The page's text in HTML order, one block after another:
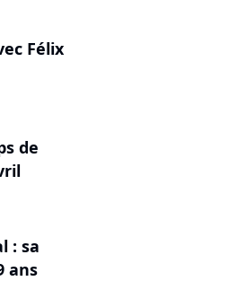
Félix
de
: sa
ans